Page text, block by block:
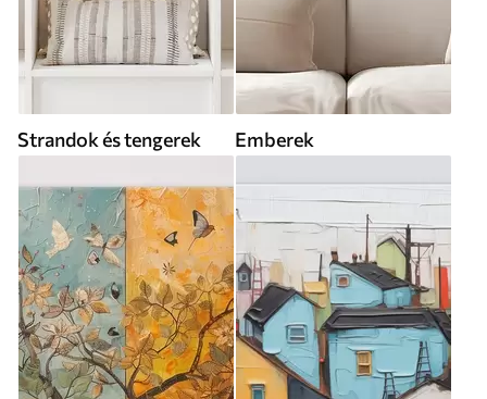
Strandok és tengerek Emberek